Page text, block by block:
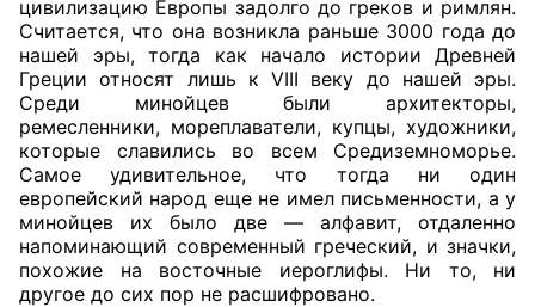
цивилизацию Европы задолго до греков и римлян.
Считается, что она возникла раньше 3000 года до
нашей эры, тогда как начало истории Древней
Греции относят лишь к VIII веку до нашей эры.
Среди минойцев были архитекторы,
ремесленники, мореплаватели, купцы, художники,
которые славились во всем Средиземноморье.
Самое удивительное, что тогда ни один
европейский народ еще не имел письменности, а у
минойцев их было две — алфавит, отдаленно
напоминающий современный греческий, и значки,
похожие на восточные иероглифы. Ни то, ни
другое до сих пор не расшифровано.